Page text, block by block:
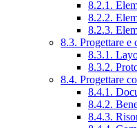
8.2.1.
8.2.2.
8.2.3.
8.3. Progettare e
8.3.1.
8.3.2.
8.4. Progettare
8.4.1.
8.4.2.
8.4.3.